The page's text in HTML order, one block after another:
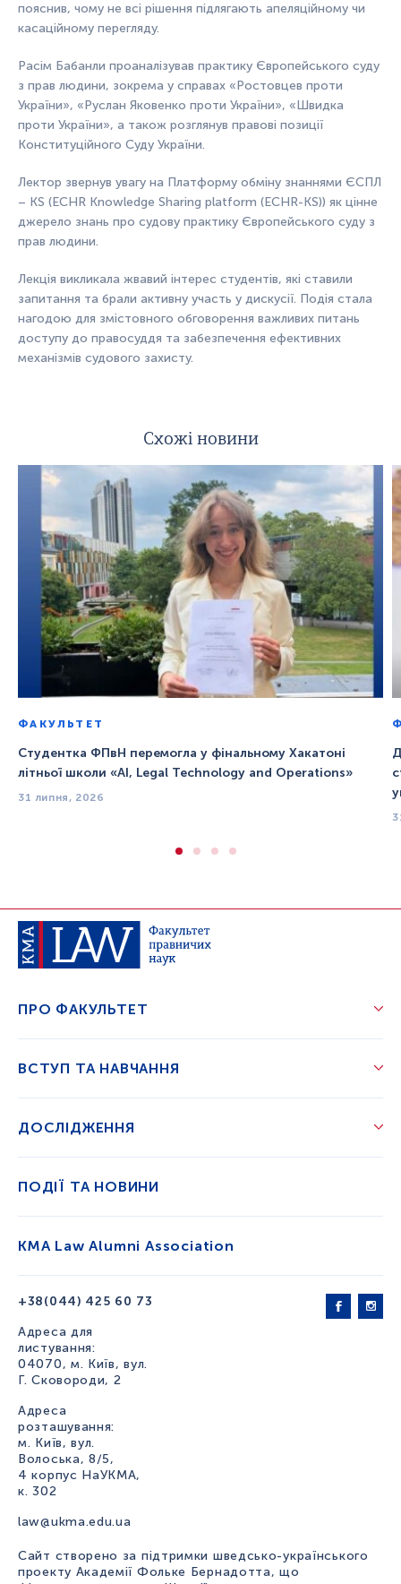
пояснив, чому не всі рішення підлягають апеляційному чи
касаційному перегляду.
Расім Бабанли проаналізував практику Європейського суду
з прав людини, зокрема у справах «Ростовцев проти
України», «Руслан Яковенко проти України», «Швидка
проти України», а також розглянув правові позиції
Конституційного Суду України.
Лектор звернув увагу на Платформу обміну знаннями ЄСПЛ
– KS (ECHR Knowledge Sharing platform (ECHR-KS)) як цінне
джерело знань про судову практику Європейського суду з
прав людини.
Лекція викликала жвавий інтерес студентів, які ставили
запитання та брали активну участь у дискусії. Подія стала
нагодою для змістовного обговорення важливих питань
доступу до правосуддя та забезпечення ефективних
механізмів судового захисту.
Схожі новини
ФАКУЛЬТЕТ
Студентка ФПвН перемогла у фінальному Хакатоні
літньої школи «AI, Legal Technology and Operations»
31 липня, 2026
+38(044) 425 60 73
Адреса для
листування:
04070, м. Київ, вул.
Г. Сковороди, 2
Адреса
розташування:
м. Київ, вул.
Волоська, 8/5,
4 корпус НаУКМА,
к. 302
law@ukma.edu.ua
ПРО ФАКУЛЬТЕТ
ВСТУП ТА НАВЧАННЯ
ДОСЛІДЖЕННЯ
ПОДІЇ ТА НОВИНИ
KMA Law Alumni Association
Сайт створено за підтримки шведсько-українського
проекту Академії Фольке Бернадотта, що